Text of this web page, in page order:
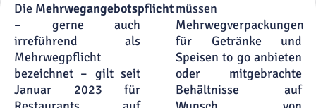
Die Mehrwegangebotspflicht
– gerne auch
irreführend als
Mehrwegpflicht
bezeichnet – gilt seit
Januar 2023 für
müssen
Mehrwegverpackungen
für Getränke und
Speisen to go anbieten
oder mitgebrachte
Behältnisse auf